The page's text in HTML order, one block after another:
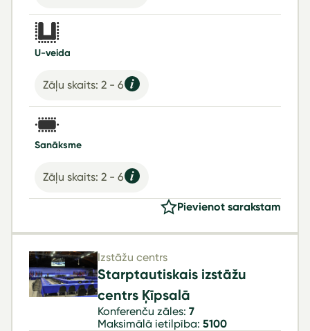
U-veida
Zāļu skaits: 2 - 6
Sanāksme
Zāļu skaits: 2 - 6
Pievienot sarakstam
Izstāžu centrs
Starptautiskais izstāžu
centrs Ķīpsalā
Konferenču zāles: 7
Maksimālā ietilpība: 5100